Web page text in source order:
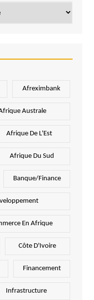
Afreximbank
Australe
Afrique De L'Est
Afrique Du Sud
Banque/Finance
En Afrique
Côte D'Ivoire
Financement
Infrastructure